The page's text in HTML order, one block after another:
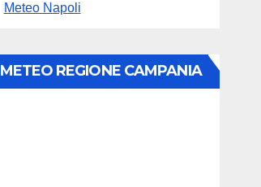
Meteo Napoli
METEO REGIONE CAMPANIA